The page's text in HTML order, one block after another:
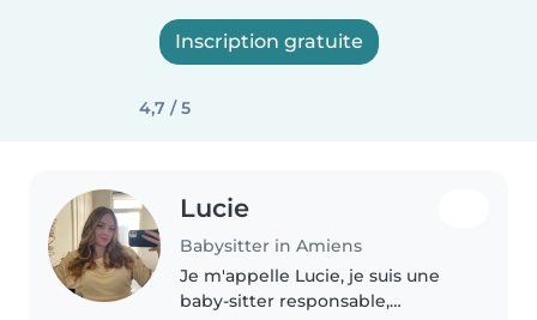
Inscription gratuite
4,7 / 5
Lucie
Babysitter in Amiens
Je m'appelle Lucie, je suis une
baby-sitter responsable,